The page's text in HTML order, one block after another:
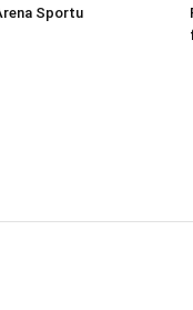
Sportu